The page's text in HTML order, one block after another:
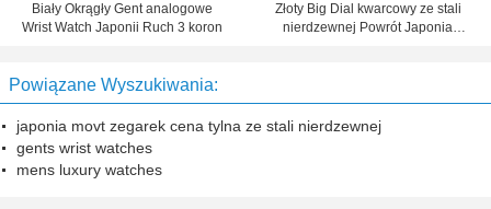
Biały Okrągły Gent analogowe
Wrist Watch Japonii Ruch 3 koron
Złoty Big Dial kwarcowy ze stali
nierdzewnej Powrót Japonia
Powiązane Wyszukiwania:
japonia movt zegarek cena tylna ze stali nierdzewnej
gents wrist watches
mens luxury watches